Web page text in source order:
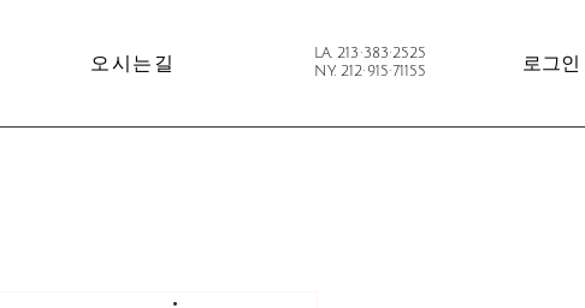
오시는길 로그인
LA. 213·383·2525
NY. 212·915·71155